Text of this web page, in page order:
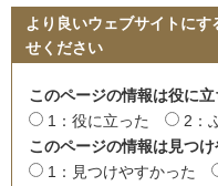
より良いウェブサイトに
せください
このページの情報は役に立
1：役に立った
2：
このページの情報は見つ
1：見つけやすかった